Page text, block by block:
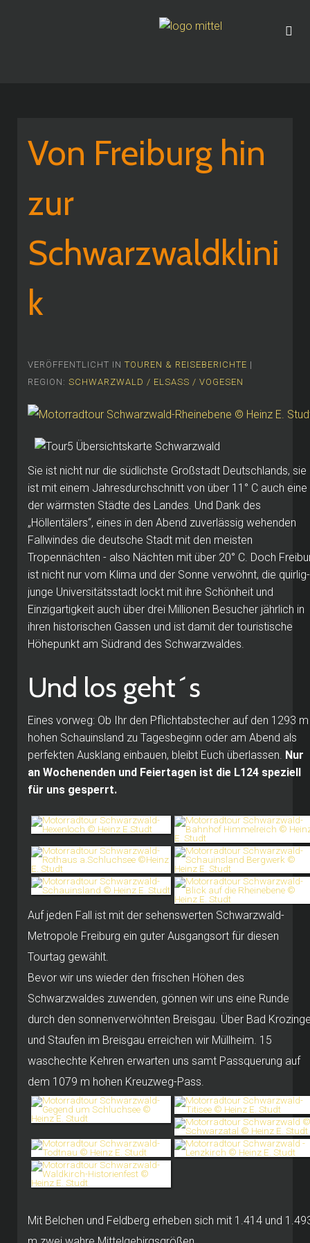
Von Freiburg hin
zur
Schwarzwaldklini
k
VERÖFFENTLICHT IN TOUREN & REISEBERICHTE |
REGION: SCHWARZWALD / ELSASS / VOGESEN
Sie ist nicht nur die südlichste Großstadt Deutschlands, sie
ist mit einem Jahresdurchschnitt von über 11° C auch eine
der wärmsten Städte des Landes. Und Dank des
„Höllentälers“, eines in den Abend zuverlässig wehenden
Fallwindes die deutsche Stadt mit den meisten
Tropennächten - also Nächten mit über 20° C. Doch
ist nicht nur vom Klima und der Sonne verwöhnt, die quirlig-
junge Universitätsstadt lockt mit ihre Schönheit und
Einzigartigkeit auch über drei Millionen Besucher jährlich in
ihren historischen Gassen und ist damit der touristische
Höhepunkt am Südrand des Schwarzwaldes.
Und los geht´s
Eines vorweg: Ob Ihr den Pflichtabstecher auf den 1293 m
hohen Schauinsland zu Tagesbeginn oder am Abend als
perfekten Ausklang einbauen, bleibt Euch überlassen. Nur
an Wochenenden und Feiertagen ist die L124 speziell
für uns gesperrt.
Auf jeden Fall ist mit der sehenswerten Schwarzwald-
Metropole Freiburg ein guter Ausgangsort für diesen
Tourtag gewählt.
Bevor wir uns wieder den frischen Höhen des
Schwarzwaldes zuwenden, gönnen wir uns eine Runde
durch den sonnenverwöhnten Breisgau. Über Bad
und Staufen im Breisgau erreichen wir Müllheim. 15
waschechte Kehren erwarten uns samt Passquerung auf
dem 1079 m hohen Kreuzweg-Pass.
Mit Belchen und Feldberg erheben sich mit 1.414 und